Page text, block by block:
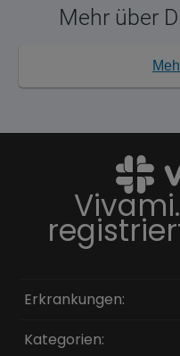
Mehr über
Erkrankungen:
Kategorien: